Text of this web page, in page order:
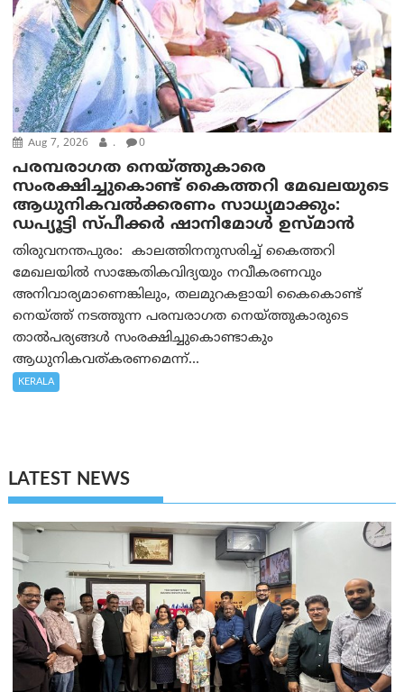
Aug 7, 2026 . 0
പരമ്പരാഗത നെയ്ത്തുകാരെ
സംരക്ഷിച്ചുകൊണ്ട് കൈത്തറി മേഖലയുടെ
ആധുനികവൽക്കരണം സാധ്യമാക്കും:
ഡപ്യൂട്ടി സ്പീക്കർ ഷാനിമോൾ ഉസ്മാൻ
തിരുവനന്തപുരം: കാലത്തിനനുസരിച്ച് കൈത്തറി
മേഖലയിൽ സാങ്കേതികവിദ്യയും നവീകരണവും
അനിവാര്യമാണെങ്കിലും, തലമുറകളായി കൈകൊണ്ട്
നെയ്ത്ത് നടത്തുന്ന പരമ്പരാഗത നെയ്ത്തുകാരുടെ
താൽപര്യങ്ങൾ സംരക്ഷിച്ചുകൊണ്ടാകും
ആധുനികവത്കരണമെന്ന്...
KERALA
LATEST NEWS